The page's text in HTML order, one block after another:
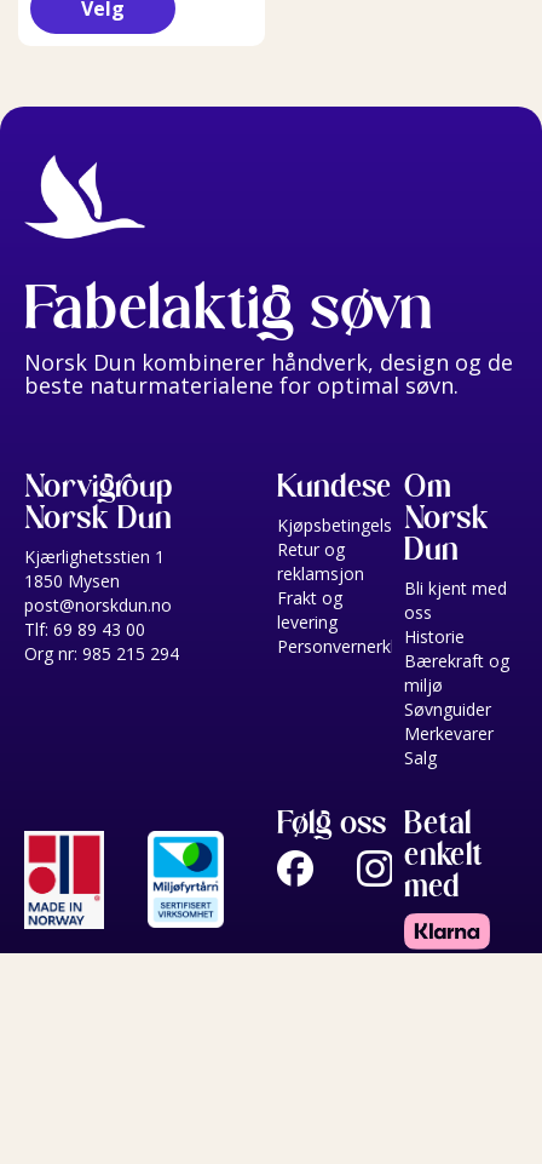
Velg
Fabelaktig søvn
Norsk Dun kombinerer håndverk, design og de
beste naturmaterialene for optimal søvn.
Norvigroup
Norsk Dun
Kjærlighetsstien 1
1850 Mysen
post@norskdun.no
Tlf: 69 89 43 00
Org nr: 985 215 294
Kundeservice
Kjøpsbetingelser
Retur og
reklamsjon
Frakt og
levering
Personvernerklæring
Om
Norsk
Dun
Bli kjent med
oss
Historie
Bærekraft og
miljø
Søvnguider
Merkevarer
Salg
Følg oss Betal
enkelt
med